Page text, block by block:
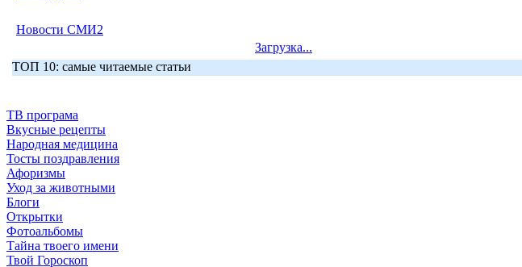
Новости СМИ2
Загрузка...
ТОП 10: самые читаемые статьи
ТВ програма
Вкусные рецепты
Народная медицина
Тосты поздравления
Афоризмы
Уход за животными
Блоги
Открытки
Фотоальбомы
Тайна твоего имени
Твой Гороскоп